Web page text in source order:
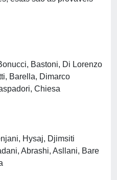
Bastoni, Di Lorenzo
Barella, Dimarco
Chiesa
Hysaj, Djimsiti
Abrashi, Asllani, Bare